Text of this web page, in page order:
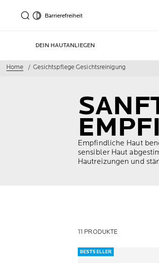
Barrierefreiheit
DEIN HAUTANLIEGEN
Home Gesichtspflege Gesichtsreinigung
Empfindliche Haut
sensibler Haut
Hautreizungen und
11 PRODUKTE
BESTSELLER